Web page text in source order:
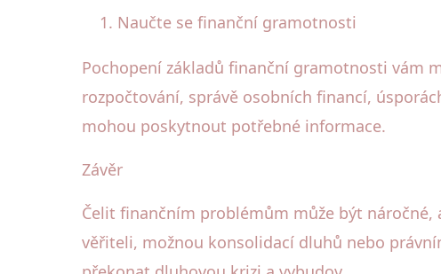
Naučte se finanční gramotnosti
Pochopení základů finanční gramotnosti vám
rozpočtování, správě osobních financí,
mohou poskytnout potřebné informace.
Závěr
Čelit finančním problémům může být
věřiteli, možnou konsolidací dluhů nebo